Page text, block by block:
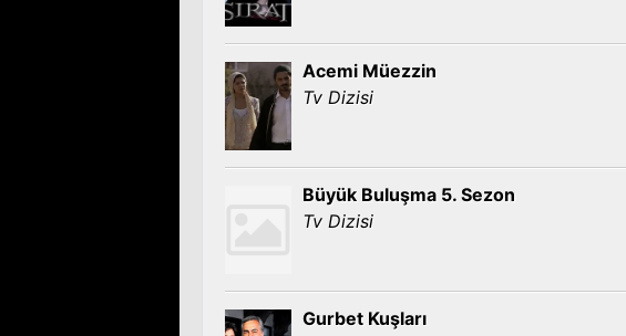
Acemi Müezzin
Tv Dizisi
Büyük Buluşma 5. Sezon
Tv Dizisi
Gurbet Kuşları